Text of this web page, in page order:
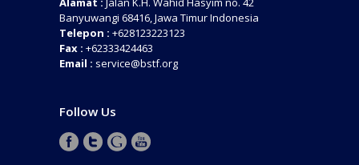
Banyuwangi 68416, Jawa Timur Indonesia
Telepon : +628123223123
Fax : +62333424463
Email : service@bstf.org
Follow Us